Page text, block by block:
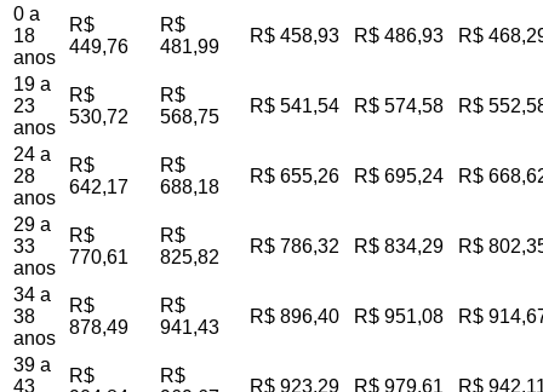
0 a
18
anos
R$
449,76
R$
481,99
R$ 458,93 R$ 486,93 R$
19 a
23
anos
R$
530,72
R$
568,75
R$ 541,54 R$ 574,58 R$
24 a
28
anos
R$
642,17
R$
688,18
R$ 655,26 R$ 695,24 R$
29 a
33
anos
R$
770,61
R$
825,82
R$ 786,32 R$ 834,29 R$
34 a
38
anos
R$
878,49
R$
941,43
R$ 896,40 R$ 951,08 R$
39 a
43
R$
R$
R$ 923,29 R$ 979,61 R$